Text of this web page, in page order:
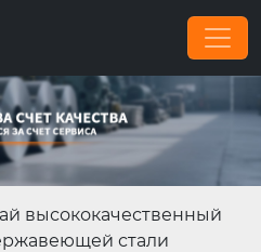
высококачественный
стали